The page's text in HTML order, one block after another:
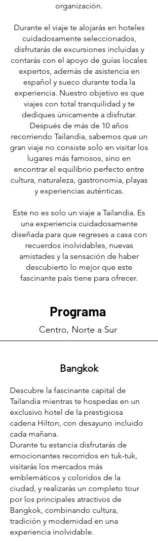
organización.
Durante el viaje te alojarás en hoteles
cuidadosamente seleccionados,
disfrutarás de excursiones incluidas y
contarás con el apoyo de guías locales
expertos, además de asistencia en
español y sueco durante toda la
experiencia. Nuestro objetivo es que
viajes con total tranquilidad y te
dediques únicamente a disfrutar.
Después de más de 10 años
recorriendo Tailandia, sabemos que un
gran viaje no consiste solo en visitar los
lugares más famosos, sino en
encontrar el equilibrio perfecto entre
cultura, naturaleza, gastronomía, playas
y experiencias auténticas.
Este no es solo un viaje a Tailandia. Es
una experiencia cuidadosamente
diseñada para que regreses a casa con
recuerdos inolvidables, nuevas
amistades y la sensación de haber
descubierto lo mejor que este
fascinante país tiene para ofrecer.
Programa
Centro, Norte a Sur
Bangkok
Descubre la fascinante capital de
Tailandia mientras te hospedas en un
exclusivo hotel de la prestigiosa
cadena Hilton, con desayuno incluido
cada mañana.
Durante tu estancia disfrutarás de
emocionantes recorridos en tuk-tuk,
visitarás los mercados más
emblemáticos y coloridos de la
ciudad, y realizarás un completo tour
por los principales atractivos de
Bangkok, combinando cultura,
tradición y modernidad en una
experiencia inolvidable.